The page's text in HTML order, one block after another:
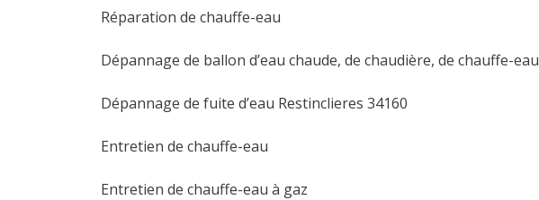
Réparation de chauffe-eau
Dépannage de ballon d’eau chaude, de chaudière, de chauffe-eau
Dépannage de fuite d’eau Restinclieres 34160
Entretien de chauffe-eau
Entretien de chauffe-eau à gaz